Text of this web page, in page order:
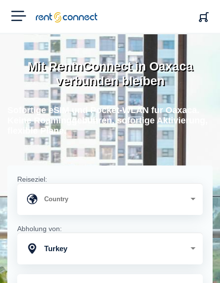
RENT'N
CONNECT
Mit RentnConnect in Oaxaca
verbunden bleiben
Sofortige eSIM und Pocket-WLAN fur Oaxaca.
Keine Roaminggebuhren, sofortige Aktivierung,
flexible Plane.
Reiseziel:
Abholung von:
Turkey